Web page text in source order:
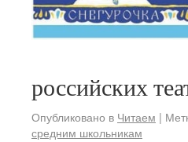
российских
Опубликовано в Читаем |
средним школьникам